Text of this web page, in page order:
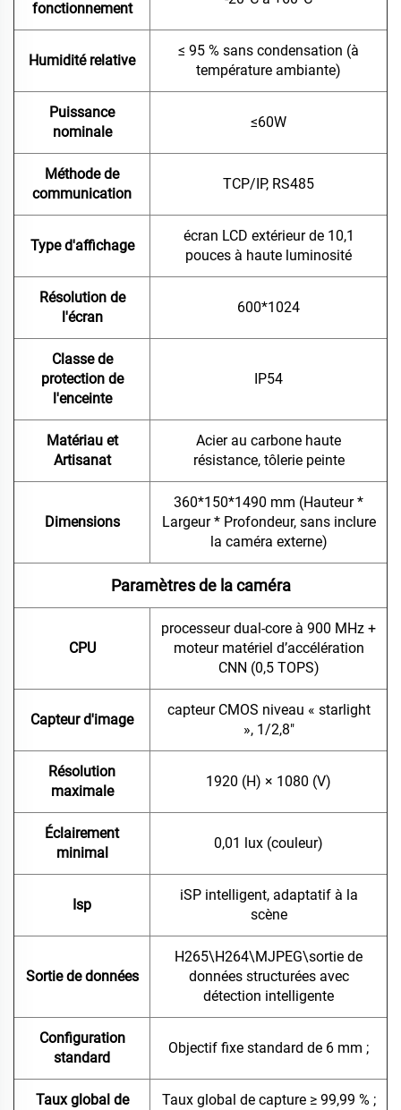
fonctionnement
Humidité relative
≤ 95 % sans condensation (à
température ambiante)
Puissance
nominale
≤60W
Méthode de
communication
TCP/IP, RS485
Type d'affichage
écran LCD extérieur de 10,1
pouces à haute luminosité
Résolution de
l'écran
600*1024
Classe de
protection de
l'enceinte
IP54
Matériau et
Artisanat
Acier au carbone haute
résistance, tôlerie peinte
Dimensions
360*150*1490 mm (Hauteur *
Largeur * Profondeur, sans inclure
la caméra externe)
Paramètres de la caméra
CPU
processeur dual-core à 900 MHz +
moteur matériel d’accélération
CNN (0,5 TOPS)
Capteur d'image
capteur CMOS niveau « starlight
», 1/2,8"
Résolution
maximale
1920 (H) × 1080 (V)
Éclairement
minimal
0,01 lux (couleur)
Isp
iSP intelligent, adaptatif à la
scène
Sortie de données
H265\H264\MJPEG\sortie de
données structurées avec
détection intelligente
Configuration
standard
Objectif fixe standard de 6 mm ;
Taux global de
Taux global de capture ≥ 99,99 % ;